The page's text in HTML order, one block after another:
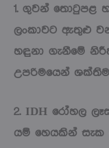
1. ගුවන් තොටුපළ
ලංකාවට ඇතුළු
හඳුනා ගැනීමේ
උපරිමයෙන්
2. IDH රෝහල
යම් හෙයකින් සැක